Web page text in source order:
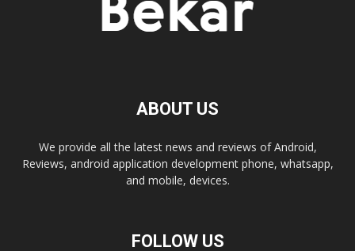
ABOUT US
We provide all the latest news and reviews of Android,
Reviews, android application development phone, whatsapp,
and mobile, devices.
FOLLOW US